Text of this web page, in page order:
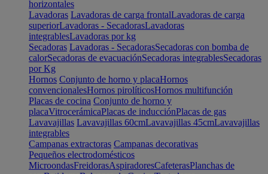
horizontales
Lavadoras Lavadoras de carga frontalLavadoras de carga
superiorLavadoras - SecadorasLavadoras
integrablesLavadoras por kg
Secadoras Lavadoras - SecadorasSecadoras con bomba de
calorSecadoras de evacuaciónSecadoras integrablesSecadoras
por Kg
Hornos Conjunto de horno y placaHornos
convencionalesHornos pirolíticosHornos multifunción
Placas de cocina Conjunto de horno y
placaVitrocerámicaPlacas de inducciónPlacas de gas
Lavavajillas Lavavajillas 60cmLavavajillas 45cmLavavajillas
integrables
Campanas extractoras Campanas decorativas
Pequeños electrodomésticos
MicroondasFreidorasAspiradoresCafeterasPlanchas de